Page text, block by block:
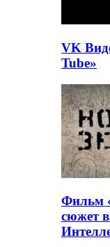
VK
Tube»
Фильм
сюжет